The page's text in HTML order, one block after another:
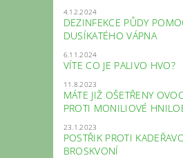
4.12.2024
DEZINFEKCE PŮDY
DUSÍKATÉHO VÁPNA
6.11.2024
VÍTE CO JE PALIVO HVO?
11.8.2023
MÁTE JIŽ OŠETŘENY
PROTI MONILIOVÉ
23.1.2023
POSTŘIK PROTI
BROSKVONÍ